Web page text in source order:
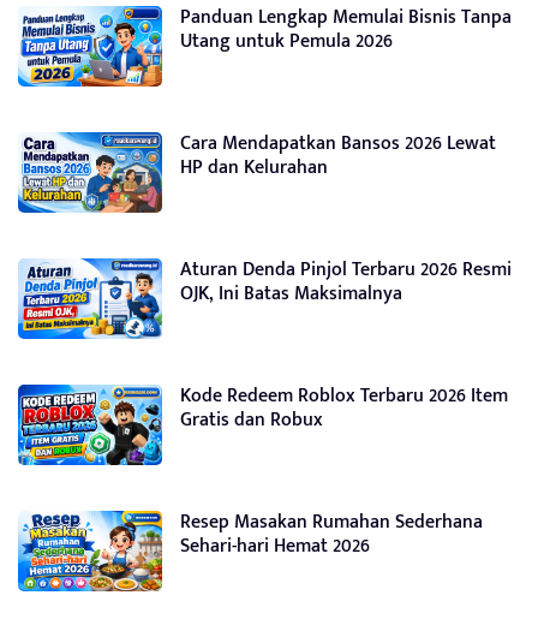
Panduan Lengkap Memulai Bisnis Tanpa
Utang untuk Pemula 2026
Cara Mendapatkan Bansos 2026 Lewat
HP dan Kelurahan
Aturan Denda Pinjol Terbaru 2026 Resmi
OJK, Ini Batas Maksimalnya
Kode Redeem Roblox Terbaru 2026 Item
Gratis dan Robux
Resep Masakan Rumahan Sederhana
Sehari-hari Hemat 2026